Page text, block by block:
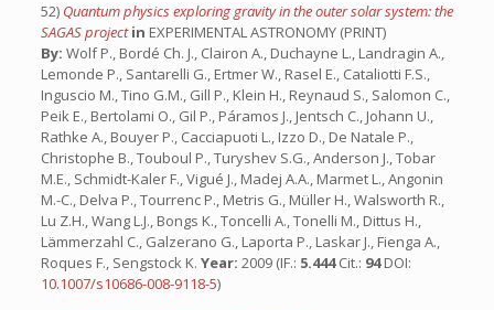
52) Quantum physics exploring gravity in the outer solar system: the
SAGAS projectin EXPERIMENTAL ASTRONOMY (PRINT)
By: Wolf P., Bordé Ch. J., Clairon A., Duchayne L., Landragin A.,
Lemonde P., Santarelli G., Ertmer W., Rasel E., Cataliotti F.S.,
Inguscio M., Tino G.M., Gill P., Klein H., Reynaud S., Salomon C.,
Peik E., Bertolami O., Gil P., Páramos J., Jentsch C., Johann U.,
Rathke A., Bouyer P., Cacciapuoti L., Izzo D., De Natale P.,
Christophe B., Touboul P., Turyshev S.G., Anderson J., Tobar
M.E., Schmidt-Kaler F., Vigué J., Madej A.A., Marmet L., Angonin
M.-C., Delva P., Tourrenc P., Metris G., Müller H., Walsworth R.,
Lu Z.H., Wang L.J., Bongs K., Toncelli A., Tonelli M., Dittus H.,
Lämmerzahl C., Galzerano G., Laporta P., Laskar J., Fienga A.,
Roques F., Sengstock K. Year: 2009 (IF.: 5.444Cit.: 94DOI:
10.1007/s10686-008-9118-5)